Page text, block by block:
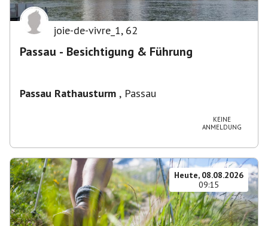
joie-de-vivre_1, 62
Passau - Besichtigung & Führung
Passau Rathausturm , Passau
KEINE
ANMELDUNG
Heute, 08.08.2026
09:15